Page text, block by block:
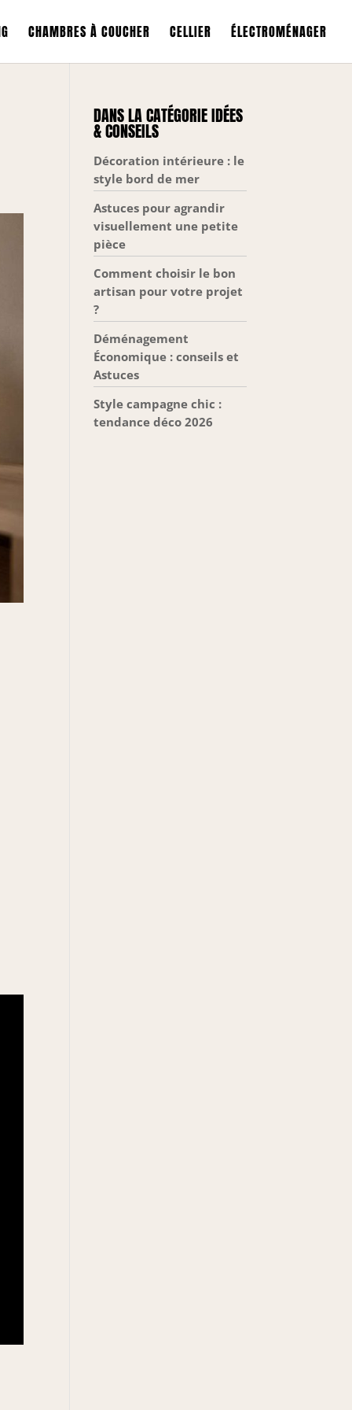
CHAMBRES À COUCHER CELLIER ÉLECTROMÉNAGER
DANS LA CATÉGORIE IDÉES
& CONSEILS
Décoration intérieure : le
style bord de mer
Astuces pour agrandir
visuellement une petite
pièce
Comment choisir le bon
artisan pour votre projet
?
Déménagement
Économique : conseils et
Astuces
Style campagne chic :
tendance déco 2026